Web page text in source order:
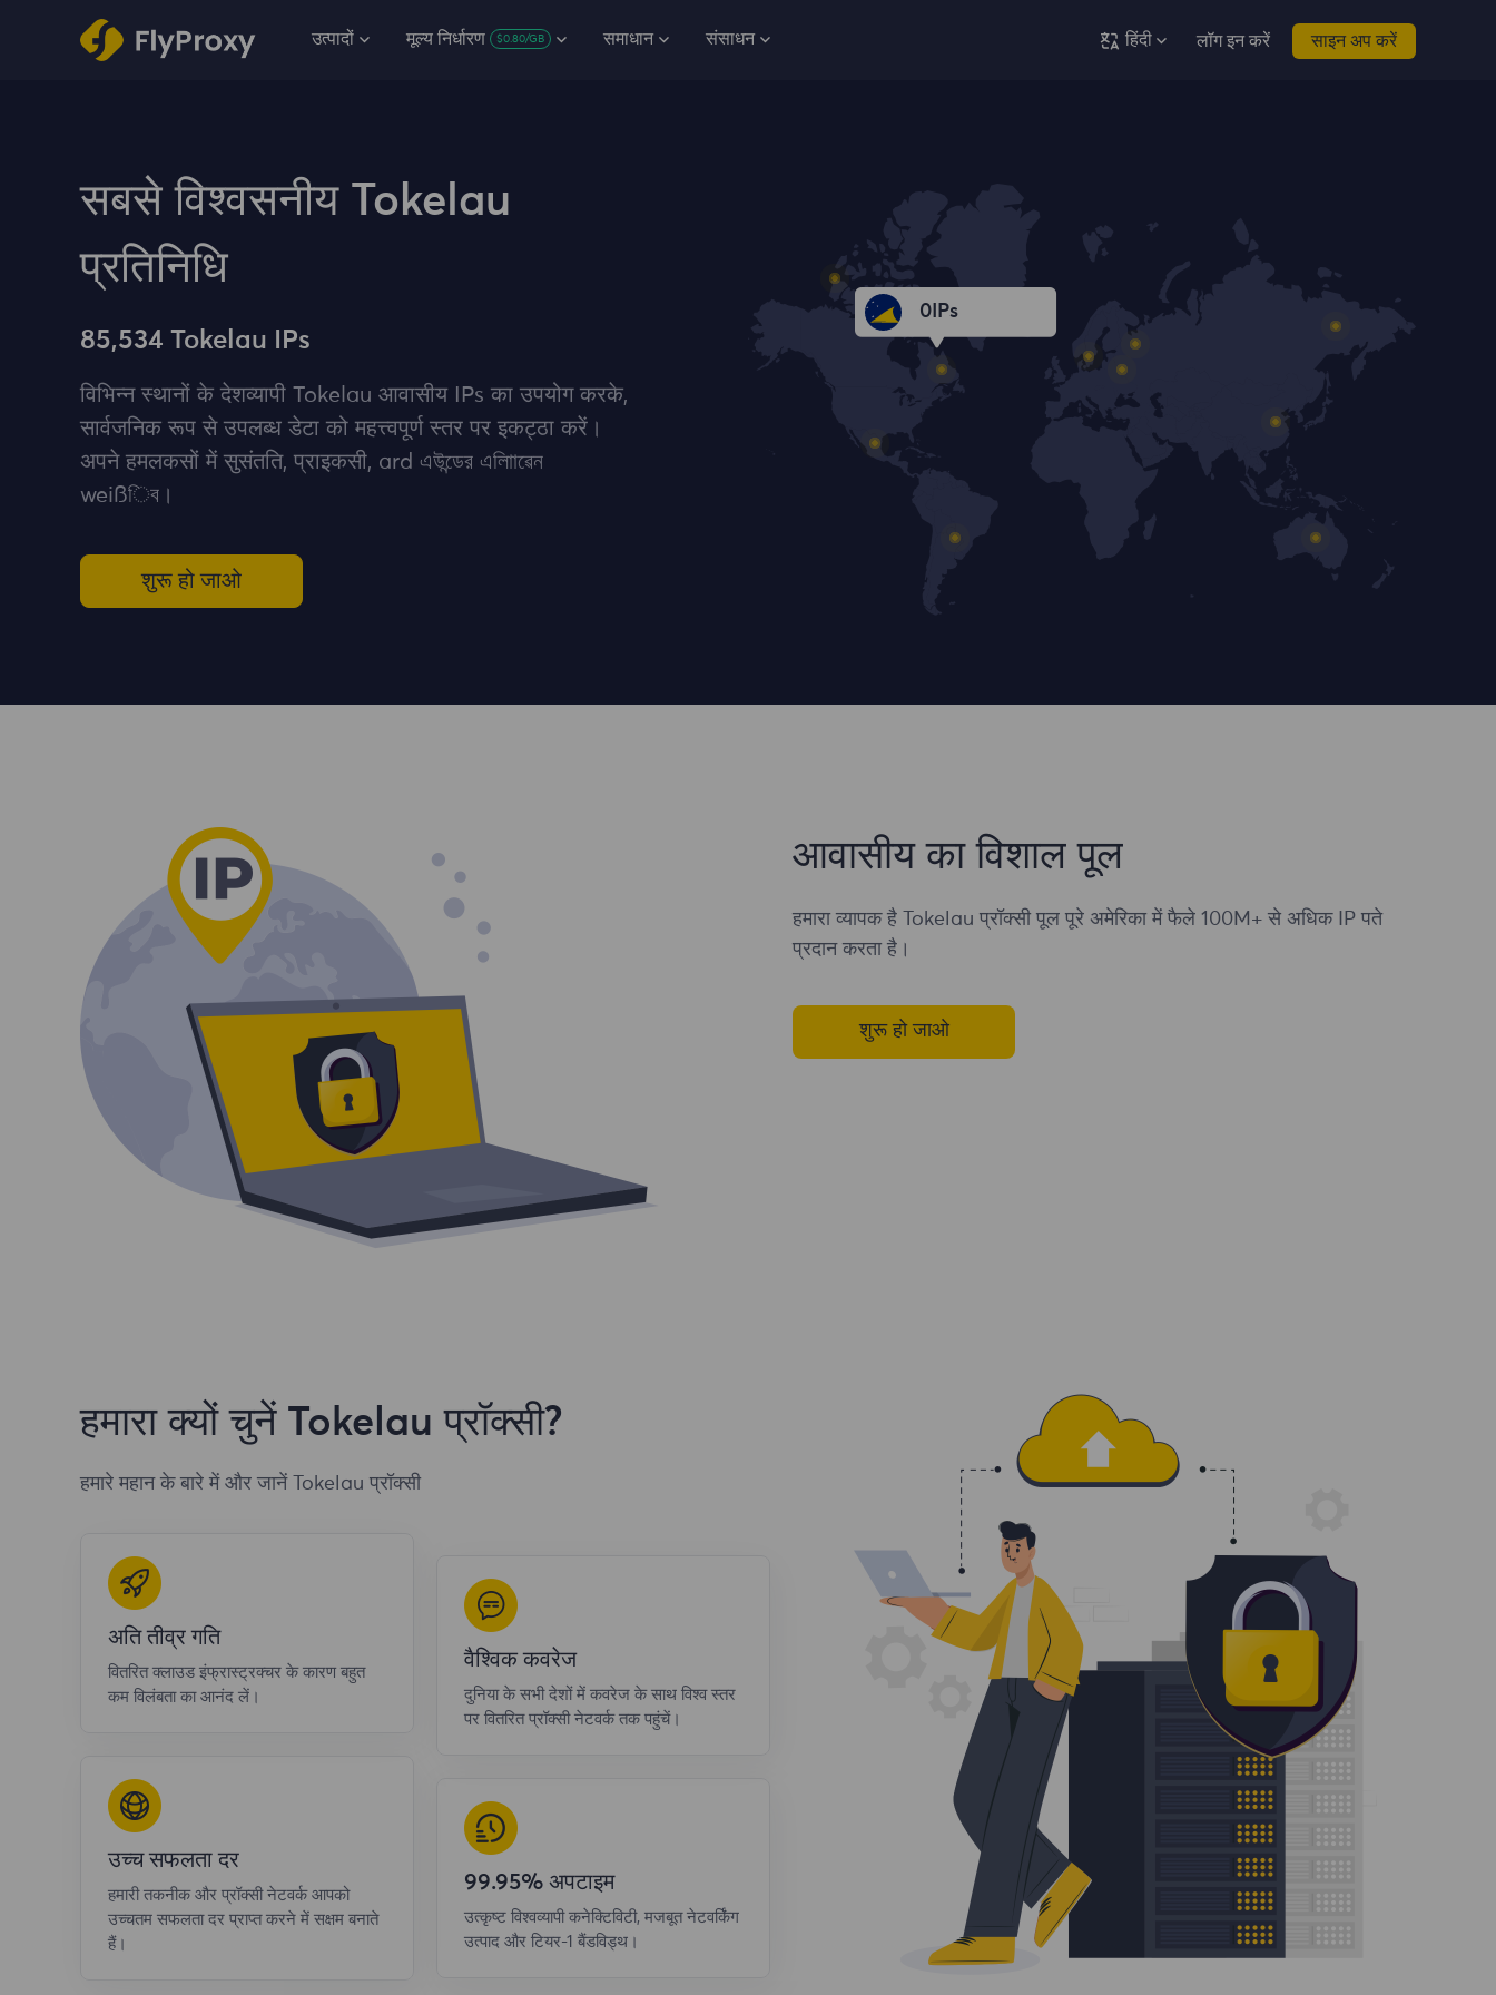
उत्पादों मूल्य निर्धारण $0.80/GB समाधान संसाधन हिंदी लॉग इन करें साइन अप करें
सबसे विश्वसनीय Tokelau
प्रतिनिधि
85,534 Tokelau IPs
विभिन्न स्थानों के देशव्यापी Tokelau आवासीय IPs का उपयोग करके,
सार्वजनिक रूप से उपलब्ध डेटा को महत्त्वपूर्ण स्‍तर पर इकट्‍ठा करें।
अपने हमलकसों में सुसंतति, प्राइकसी, ard এউন্ডের এলািাৱেন
weißিব।
शुरू हो जाओ
0 IPs
आवासीय का विशाल पूल
हमारा व्यापक है Tokelau प्रॉक्सी पूल पूरे अमेरिका में फैले 100M+ से अधिक IP पते
प्रदान करता है।
शुरू हो जाओ
हमारा क्यों चुनें Tokelau प्रॉक्सी?
हमारे महान के बारे में और जानें Tokelau प्रॉक्सी
अति तीव्र गति
वितरित क्लाउड इंफ्रास्ट्रक्चर के कारण बहुत
कम विलंबता का आनंद लें।
उच्च सफलता दर
हमारी तकनीक और प्रॉक्सी नेटवर्क आपको
उच्चतम सफलता दर प्राप्त करने में सक्षम बनाते
हैं।
वैश्विक कवरेज
दुनिया के सभी देशों में कवरेज के साथ विश्व स्तर
पर वितरित प्रॉक्सी नेटवर्क तक पहुंचें।
99.95% अपटाइम
उत्कृष्ट विश्वव्यापी कनेक्टिविटी, मजबूत नेटवर्किंग
उत्पाद और टियर-1 बैंडविड्थ।